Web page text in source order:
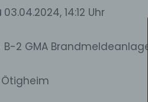
03.04.2024, 14:12 Uhr
B-2 GMA Brandmeldeanlage
Ötigheim